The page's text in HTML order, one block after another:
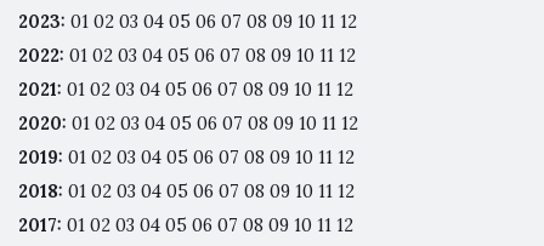
2023: 01 02 03 04 05 06 07 08 09 10 11 12
2022: 01 02 03 04 05 06 07 08 09 10 11 12
2021: 01 02 03 04 05 06 07 08 09 10 11 12
2020: 01 02 03 04 05 06 07 08 09 10 11 12
2019: 01 02 03 04 05 06 07 08 09 10 11 12
2018: 01 02 03 04 05 06 07 08 09 10 11 12
2017: 01 02 03 04 05 06 07 08 09 10 11 12